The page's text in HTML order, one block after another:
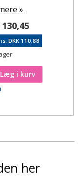
»
DKK 110,88
Læg i kurv
Tilføj til ønskeseddel
her